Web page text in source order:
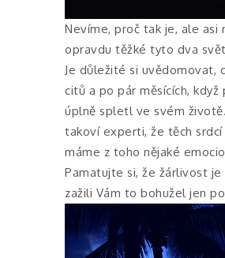
Nevíme, proč tak je, ale asi
opravdu těžké tyto dva
Je důležité si uvědomovat,
citů a po pár měsících,
úplně spletl ve svém
takoví experti, že těch
máme z toho nějaké
Pamatujte si, že žárlivost je
zažili Vám to bohužel jen